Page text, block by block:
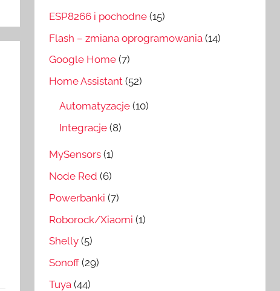
ESP8266 i pochodne (15)
Flash – zmiana oprogramowania (14)
Google Home (7)
Home Assistant (52)
Automatyzacje (10)
Integracje (8)
MySensors (1)
Node Red (6)
Powerbanki (7)
Roborock/Xiaomi (1)
Shelly (5)
Sonoff (29)
Tuya (44)